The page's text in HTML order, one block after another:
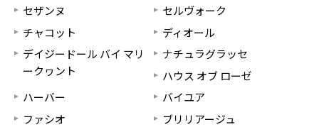
セザンヌ
セルヴォーク
チャコット
ディオール
デイジードール バイ マリ
ークヮント
ナチュラグラッセ
ハウス オブ ローゼ
ハーバー
バイユア
ファシオ
ブリリアージュ